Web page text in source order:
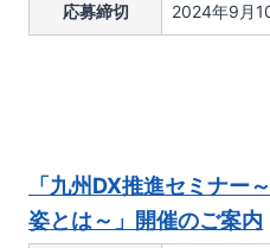
応募締切 2024年9月
「九州DX推進セミナー
姿とは～」開催のご案内